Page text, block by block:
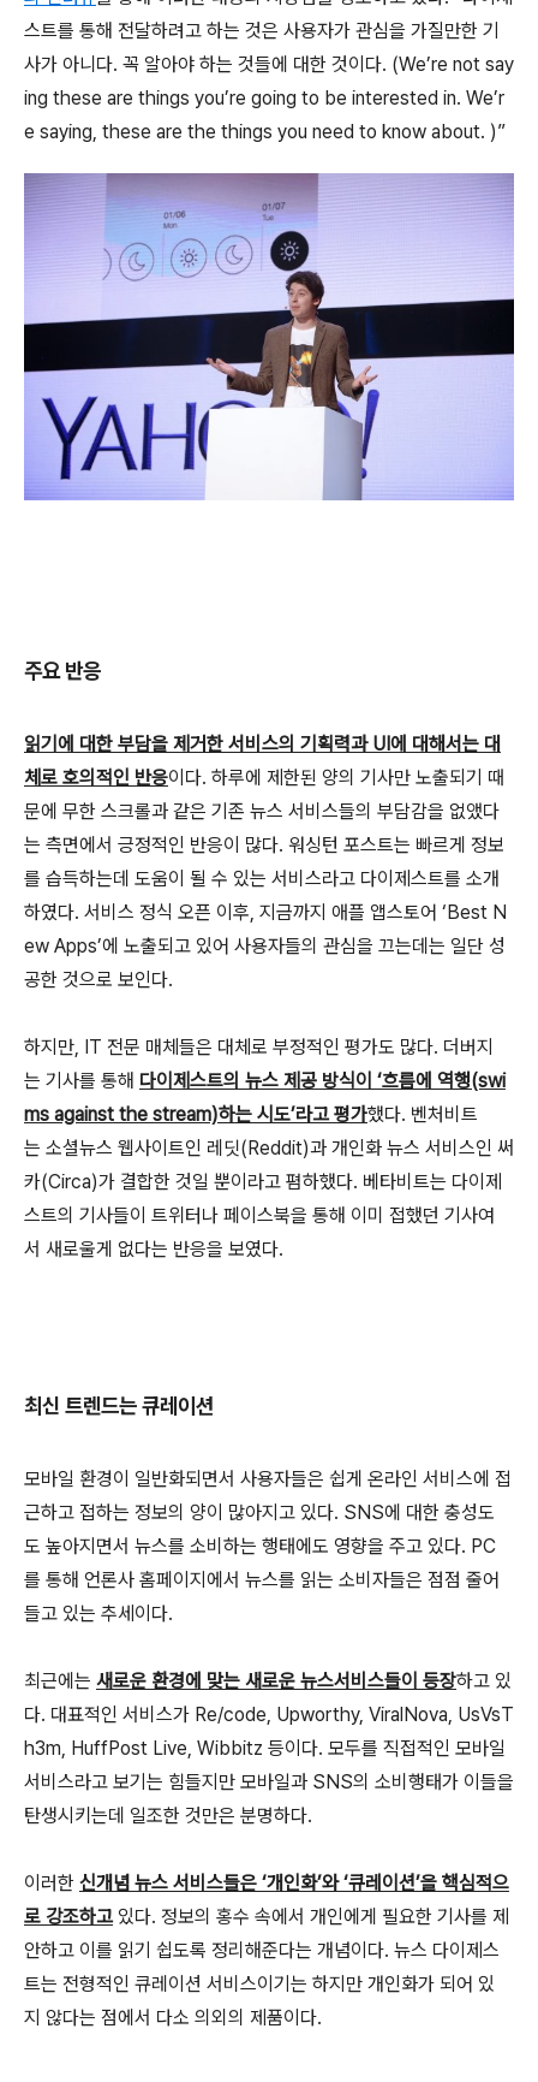
스트를 통해 전달하려고 하는 것은 사용자가 관심을 가질만한 기
사가 아니다. 꼭 알아야 하는 것들에 대한 것이다. (We’re not say
ing these are things you’re going to be interested in. We’r
e saying, these are the things you need to know about. )”
주요 반응
읽기에 대한 부담을 제거한 서비스의 기획력과 UI에 대해서는 대
체로 호의적인 반응이다. 하루에 제한된 양의 기사만 노출되기 때
문에 무한 스크롤과 같은 기존 뉴스 서비스들의 부담감을 없앴다
는 측면에서 긍정적인 반응이 많다. 워싱턴 포스트는 빠르게 정보
를 습득하는데 도움이 될 수 있는 서비스라고 다이제스트를 소개
하였다. 서비스 정식 오픈 이후, 지금까지 애플 앱스토어 ‘Best N
ew Apps’에 노출되고 있어 사용자들의 관심을 끄는데는 일단 성
공한 것으로 보인다.
하지만, IT 전문 매체들은 대체로 부정적인 평가도 많다. 더버지
는 기사를 통해 다이제스트의 뉴스 제공 방식이 ‘흐름에 역행(swi
ms against the stream)하는 시도’라고 평가했다. 벤처비트
는 소셜뉴스 웹사이트인 레딧(Reddit)과 개인화 뉴스 서비스인 써
카(Circa)가 결합한 것일 뿐이라고 폄하했다. 베타비트는 다이제
스트의 기사들이 트위터나 페이스북을 통해 이미 접했던 기사여
서 새로울게 없다는 반응을 보였다.
최신 트렌드는 큐레이션
모바일 환경이 일반화되면서 사용자들은 쉽게 온라인 서비스에 접
근하고 접하는 정보의 양이 많아지고 있다. SNS에 대한 충성도
도 높아지면서 뉴스를 소비하는 행태에도 영향을 주고 있다. PC
를 통해 언론사 홈페이지에서 뉴스를 읽는 소비자들은 점점 줄어
들고 있는 추세이다.
최근에는 새로운 환경에 맞는 새로운 뉴스서비스들이 등장하고 있
다. 대표적인 서비스가 Re/code, Upworthy, ViralNova, UsVsT
h3m, HuffPost Live, Wibbitz 등이다. 모두를 직접적인 모바일
서비스라고 보기는 힘들지만 모바일과 SNS의 소비행태가 이들을
탄생시키는데 일조한 것만은 분명하다.
이러한 신개념 뉴스 서비스들은 ‘개인화’와 ‘큐레이션’을 핵심적으
로 강조하고있다. 정보의 홍수 속에서 개인에게 필요한 기사를 제
안하고 이를 읽기 쉽도록 정리해준다는 개념이다. 뉴스 다이제스
트는 전형적인 큐레이션 서비스이기는 하지만 개인화가 되어 있
지 않다는 점에서 다소 의외의 제품이다.